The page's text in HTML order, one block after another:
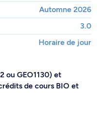
Automne 2026
3.0
Horaire de jour
ou GEO1130) et
de cours BIO et